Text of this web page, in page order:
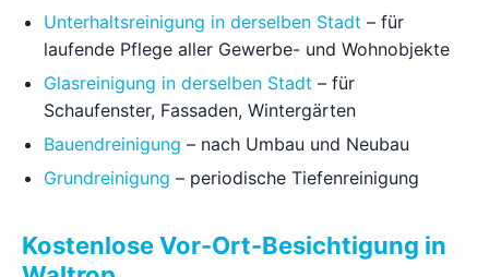
Unterhaltsreinigung in derselben Stadt – für
laufende Pflege aller Gewerbe- und Wohnobjekte
Glasreinigung in derselben Stadt – für
Schaufenster, Fassaden, Wintergärten
Bauendreinigung – nach Umbau und Neubau
Grundreinigung – periodische Tiefenreinigung
Kostenlose Vor-Ort-Besichtigung in